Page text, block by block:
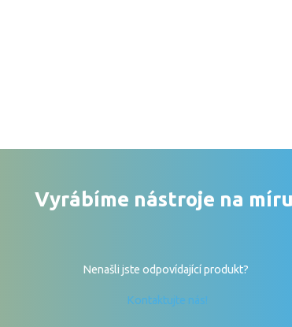
Vyrábíme nástroje na
Nenašli jste odpovídající produkt?
Kontaktujte nás!